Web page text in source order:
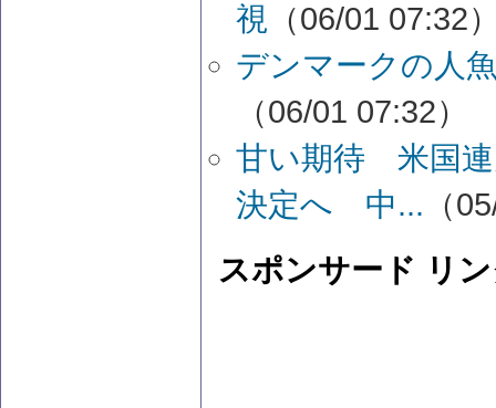
視 （06/01 07:32
デンマークの人
（06/01 07:32）
甘い期待 米国連
決定へ 中... （
スポンサード リ